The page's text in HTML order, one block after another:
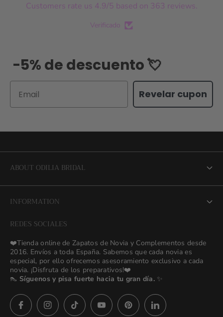
Customers rate us 4.9/5 based on 363 reviews.
Verificado
-5% de descuento 💘
Revelar cupon
REDES SOCIALES
❤️Tienda online de Zapatos de Novia y Complementos desde
2016. Envíos a toda España. Sabemos que cada novia es
especial, por ello ofrecemos asesoramiento exclusivo a cada
novia. ¡Disfruta de los preparativos!❤️
👠 Síguenos y pisa fuerte hacia tu gran día. ✨
ABOUT ODILIA BRIDAL
Search
contact us
INFORMATION
⭐ Opiniones de Nuestras Novias 👰🏻
💒 Novias Reales 💍✨
🚚 Envío y Cambios
Política de Privacidad